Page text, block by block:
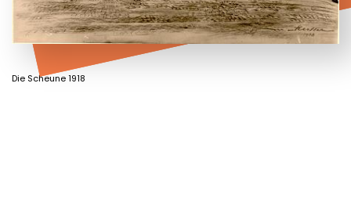
Die Scheune 1918